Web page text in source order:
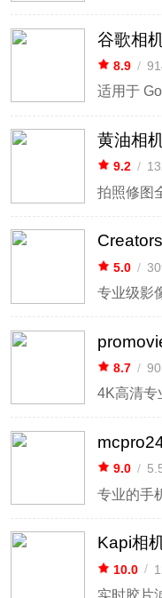
谷歌相
8.9 /
适用于
黄油相
9.2 /
拍照修图
5.0 /
专业级影
8.7 /
4K高清专
9.0 /
专业的手
Kapi相
10.0 /